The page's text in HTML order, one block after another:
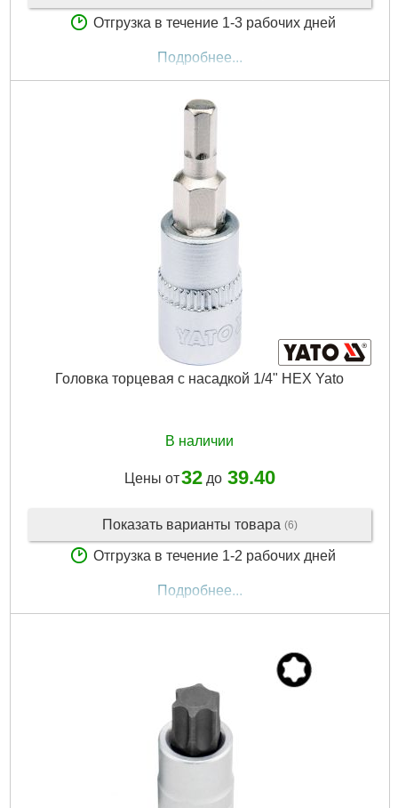
Отгрузка в течение 1-3 рабочих дней
Подробнее...
Головка торцевая с насадкой 1/4" HEX Yato
В наличии
Цены от32до 39.40
Показать варианты товара (6)
Отгрузка в течение 1-2 рабочих дней
Подробнее...